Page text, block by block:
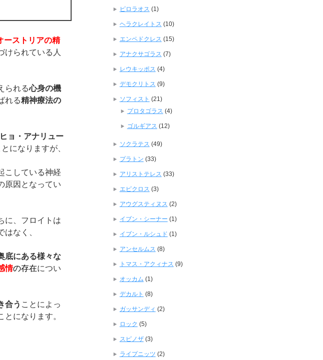
ーストリアの精
けられている人
られる心身の機
れる精神療法の
ョ・アナリュー
になりますが、
こしている神経
原因となってい
に、フロイトは
なく、
底にある様々な
情の存在につい
合う ことによっ
になります。
ピロラオス (1)
ヘラクレイトス (10)
エンペドクレス (15)
アナクサゴラス (7)
レウキッポス (4)
デモクリトス (9)
ソフィスト (21)
プロタゴラス (4)
ゴルギアス (12)
ソクラテス (49)
プラトン (33)
アリストテレス (33)
エピクロス (3)
アウグスティヌス (2)
イブン・シーナー (1)
イブン・ルシュド (1)
アンセルムス (8)
トマス・アクィナス (9)
オッカム (1)
デカルト (8)
ガッサンディ (2)
ロック (5)
スピノザ(3)
ライプニッツ (2)